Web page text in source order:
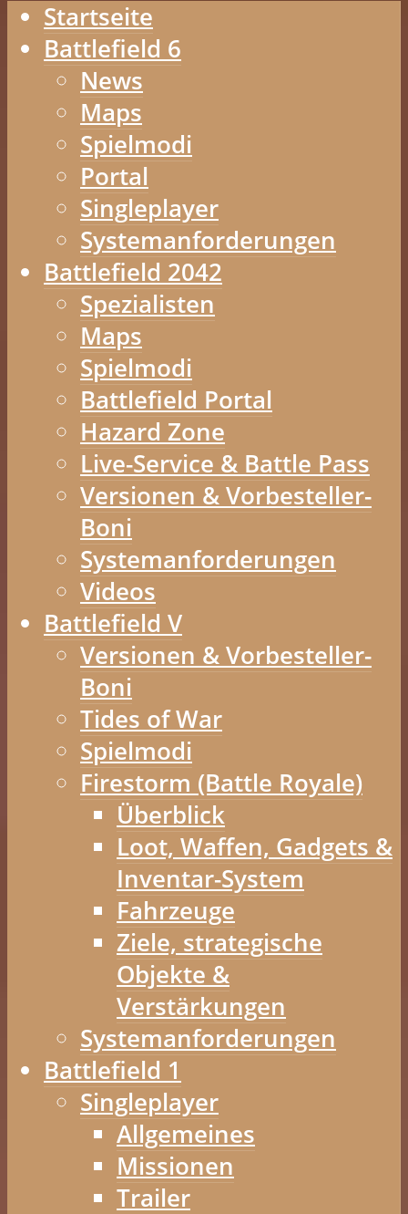
Startseite
Battlefield 6
News
Maps
Spielmodi
Portal
Singleplayer
Systemanforderungen
Battlefield 2042
Spezialisten
Maps
Spielmodi
Battlefield Portal
Hazard Zone
Live-Service & Battle Pass
Versionen & Vorbesteller-
Boni
Systemanforderungen
Videos
Battlefield V
Versionen & Vorbesteller-
Boni
Tides of War
Spielmodi
Firestorm (Battle Royale)
Überblick
Loot, Waffen, Gadgets &
Inventar-System
Fahrzeuge
Ziele, strategische
Objekte &
Verstärkungen
Systemanforderungen
Battlefield 1
Singleplayer
Allgemeines
Missionen
Trailer